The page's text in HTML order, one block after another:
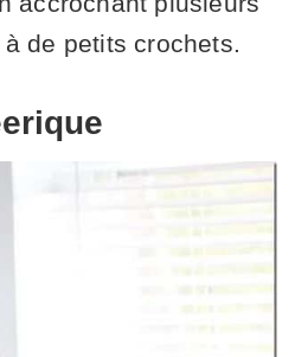
de petits crochets.